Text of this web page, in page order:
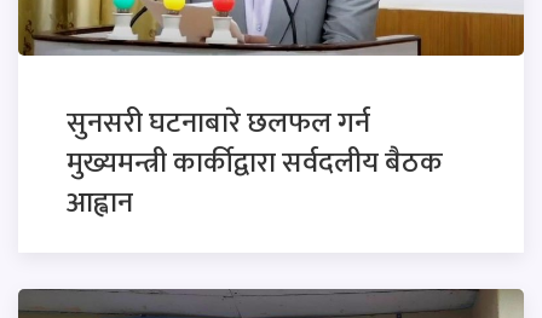
सुनसरी घटनाबारे छलफल गर्न
मुख्यमन्त्री कार्कीद्वारा सर्वदलीय बैठक
आह्वान